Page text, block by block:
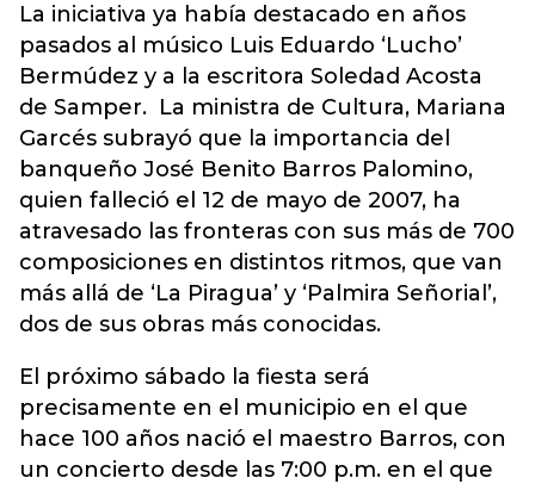
La iniciativa ya había destacado en años
pasados al músico Luis Eduardo ‘Lucho’
Bermúdez y a la escritora Soledad Acosta
de Samper. La ministra de Cultura, Mariana
Garcés subrayó que la importancia del
banqueño José Benito Barros Palomino,
quien falleció el 12 de mayo de 2007, ha
atravesado las fronteras con sus más de 700
composiciones en distintos ritmos, que van
más allá de ‘La Piragua’ y ‘Palmira Señorial’,
dos de sus obras más conocidas.
El próximo sábado la fiesta será
precisamente en el municipio en el que
hace 100 años nació el maestro Barros, con
un concierto desde las 7:00 p.m. en el que